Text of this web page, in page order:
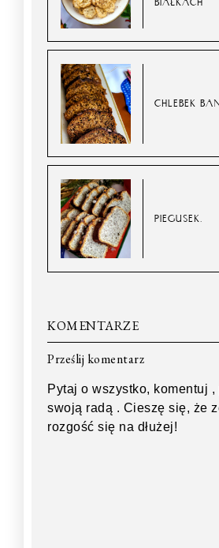
CHLEBEK
PIEGUSEK.
KOMENTARZE
Prześlij komentarz
Pytaj o wszystko, komentuj
swoją radą . Cieszę się, że
rozgość się na dłużej!